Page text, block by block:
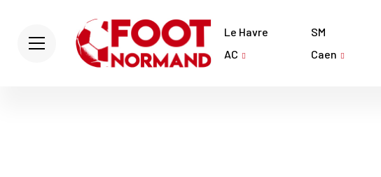
Le Havre
AC
SM
Caen